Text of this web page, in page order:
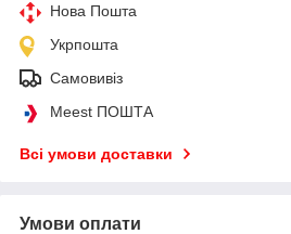
Нова Пошта
Укрпошта
Самовивіз
Meest ПОШТА
Всі умови доставки
Умови оплати